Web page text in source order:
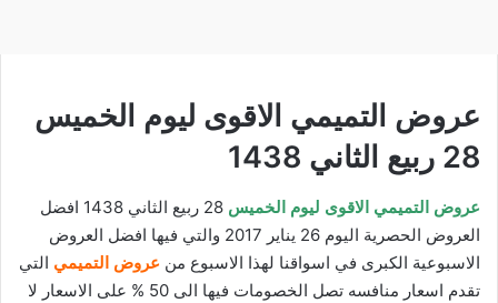
عروض التميمي الاقوى ليوم الخميس
28 ربيع الثاني 1438
عروض التميمي الاقوى ليوم الخميس
28 ربيع الثاني 1438 افضل
العروض الحصرية اليوم 26 يناير 2017 والتي فيها افضل العروض
الاسبوعية الكبرى في اسواقنا لهذا الاسبوع من عروض التميمي التي
تقدم اسعار منافسه تصل الخصومات فيها الى 50 % على الاسعار لا